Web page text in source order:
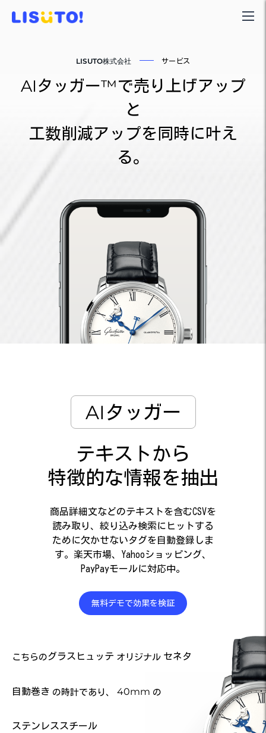
LISUTO株式会社 サービス
AIタッガー™で売り上げアップ
と
工数削減アップを同時に叶え
る。
AIタッガー
テキストから
特徴的な情報を抽出
商品詳細文などのテキストを含むCSVを
読み取り、絞り込み検索にヒットする
ために欠かせないタグを自動登録しま
す。楽天市場、Yahooショッピング、
PayPayモールに対応中。
無料デモで効果を検証
こちらのグラスヒュッテ オリジナル セネタ
自動巻き の時計であり、 40mm の
ステンレススチール